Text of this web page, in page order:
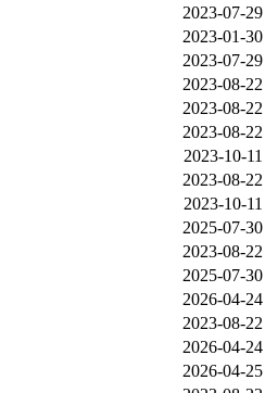
2023-07-
2023-01-
2023-07-
2023-08-
2023-08-
2023-08-
2023-10-
2023-08-
2023-10-
2025-07-
2023-08-
2025-07-
2026-04-
2023-08-
2026-04-
2026-04-